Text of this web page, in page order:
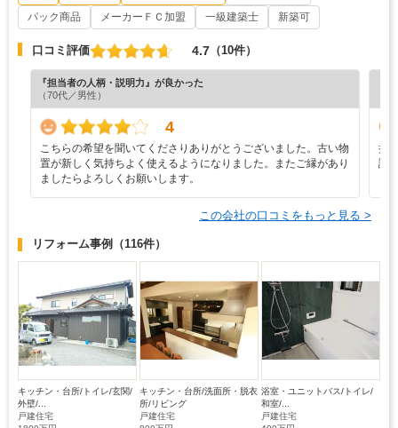
パック商品
メーカーＦＣ加盟 一級建築士 新築可
口コミ評価 4.7 （10件）
『担当者の人柄・説明力』が良かった
（70代／男性）
4
こちらの希望を聞いてくださりありがとうございました。古い物
置が新しく気持ちよく使えるようになりました。またご縁があり
ましたらよろしくお願いします。
担
誠
この会社の口コミをもっと見る >
リフォーム事例 （116件）
キッチン・台所/トイレ/玄関/
外壁/...
戸建住宅
キッチン・台所/洗面所・脱衣
所/リビング
戸建住宅
浴室・ユニットバス/トイレ/
和室/...
戸建住宅